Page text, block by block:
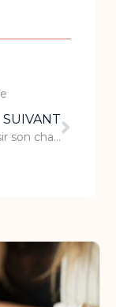
SUIVANT
Quelques conseils pour bien choisir son champagne